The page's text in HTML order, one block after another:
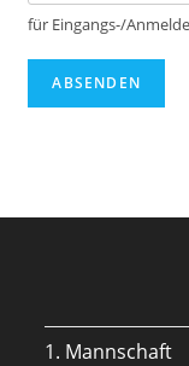
ifür Eingangs-/
ABSENDEN
1. Mannschaft